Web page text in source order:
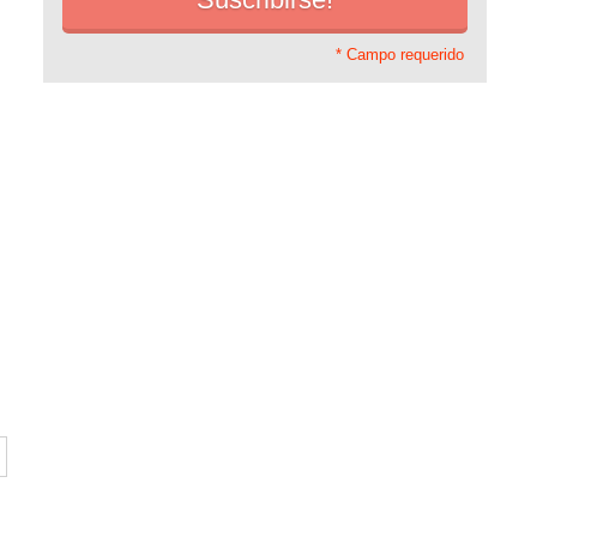
* Campo requerido